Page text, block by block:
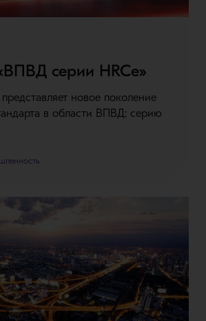
серии HRCe»
новое поколение
в области ВПВД: серию